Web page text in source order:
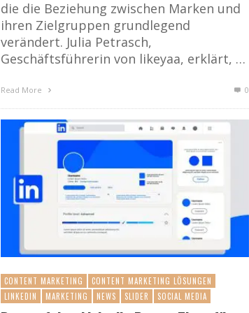
die die Beziehung zwischen Marken und
ihren Zielgruppen grundlegend
verändert. Julia Petrasch,
Geschäftsführerin von likeyaa, erklärt, …
Read More 0
CONTENT MARKETING
CONTENT MARKETING LÖSUNGEN
LINKEDIN
MARKETING NEWS SLIDER SOCIAL MEDIA